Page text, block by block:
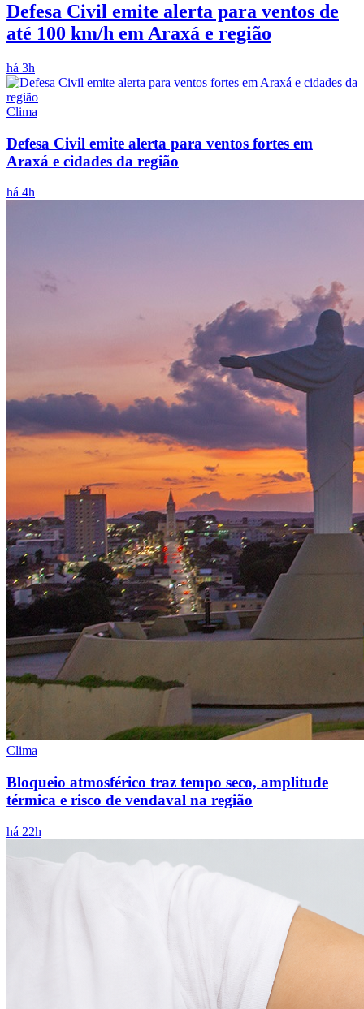
Defesa Civil emite alerta para ventos de
até 100 km/h em Araxá e região
há 3h
Clima
Defesa Civil emite alerta para ventos fortes em
Araxá e cidades da região
há 4h
Clima
Bloqueio atmosférico traz tempo seco, amplitude
térmica e risco de vendaval na região
há 22h